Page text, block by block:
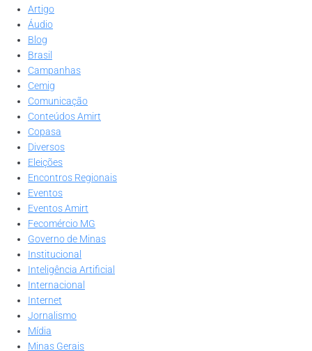
Artigo
Áudio
Blog
Brasil
Campanhas
Cemig
Comunicação
Conteúdos Amirt
Copasa
Diversos
Eleições
Encontros Regionais
Eventos
Eventos Amirt
Fecomércio MG
Governo de Minas
Institucional
Inteligência Artificial
Internacional
Internet
Jornalismo
Mídia
Minas Gerais